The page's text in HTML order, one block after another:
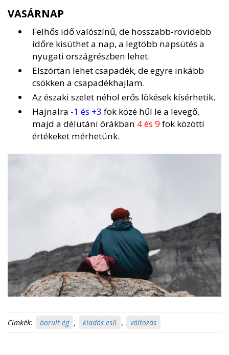
VASÁRNAP
Felhős idő valószínű, de hosszabb-rövidebb
időre kisüthet a nap, a legtöbb napsütés a
nyugati országrészben lehet.
Elszórtan lehet csapadék, de egyre inkább
csökken a csapadékhajlam.
Az északi szelet néhol erős lökések kísérhetik.
Hajnalra -1 és +3 fok közé hűl le a levegő,
majd a délutáni órákban 4 és 9fok közötti
értékeket mérhetünk.
Címkék: borult ég , kiadós eső , változás